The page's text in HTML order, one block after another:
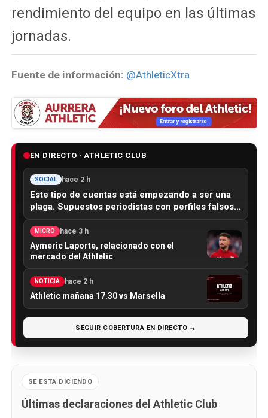
rendimiento del equipo en las últimas
jornadas.
Fuente de información: @AthleticXtra
EN DIRECTO · ATHLETIC CLUB
SOCIAL hace 2 h
Este tipo de cuentas está empezando a ser una
plaga. Supuestos periodistas con perfiles falsos…
MICRO hace 3 h
Aymeric Laporte, relacionado con el
mercado del Athletic
NOTICIA hace 2 h
Athletic mañana 17.30 vs Marsella
SEGUIR COBERTURA EN DIRECTO →
SE ESTÁ DICIENDO
Últimas declaraciones del Athletic Club